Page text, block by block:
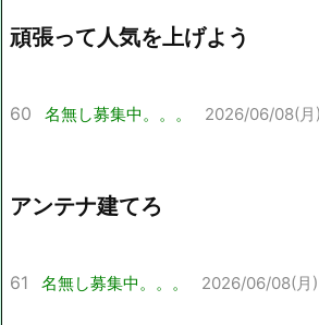
頑張って人気を上げよう
60 名無し募集中。。。 2026/06/08(月
アンテナ建てろ
61 名無し募集中。。。 2026/06/08(月